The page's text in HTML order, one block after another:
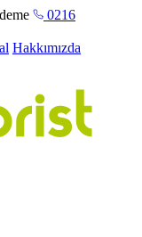
0216
Hakkımızda